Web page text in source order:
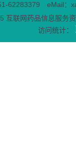
62283379 eMail：
互联网药品信息服务
访问统计：